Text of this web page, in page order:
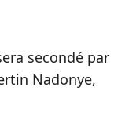
secondé par
Nadonye,